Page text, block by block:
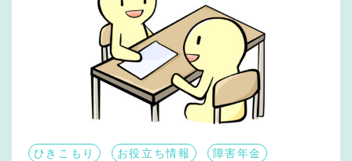
ひきこもり お役立ち情報 障害年金